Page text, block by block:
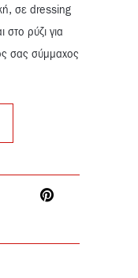
σε dressing
στο ρύζι για
σας σύμμαχος